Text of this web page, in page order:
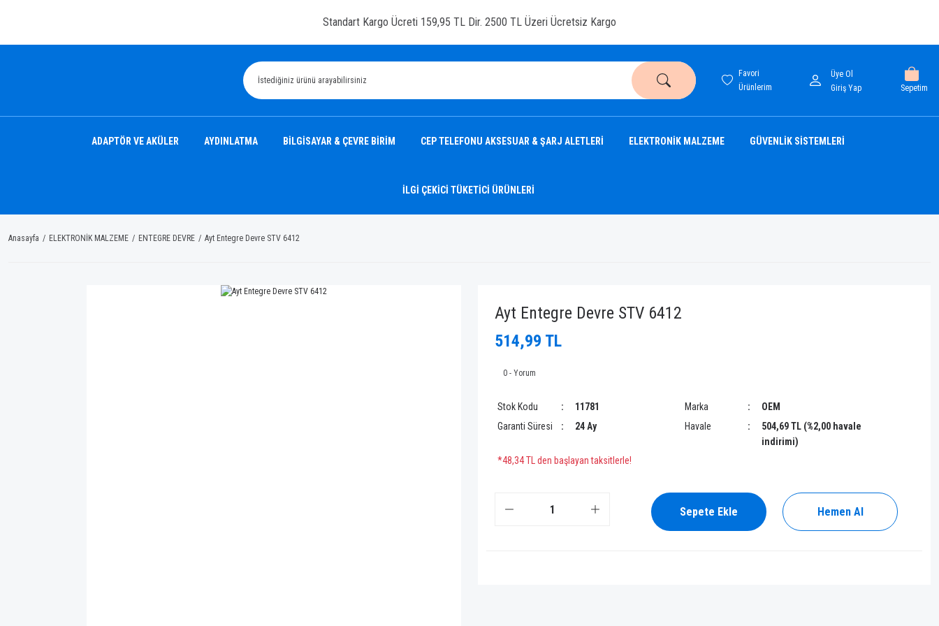
Standart Kargo Ücreti 159,95 TL Dir. 2500 TL Üzeri Ücretsiz Kargo
Favori
Ürünlerim
Giriş Yap
Üye Ol
Sepetim
ADAPTÖR VE AKÜLER AYDINLATMA BİLGİSAYAR & ÇEVRE BİRİM CEP TELEFONU AKSESUAR & ŞARJ ALETLERİ ELEKTRONİK MALZEME GÜVENLİK SİSTEMLERİ
İLGİ ÇEKİCİ TÜKETİCİ ÜRÜNLERİ
Anasayfa ELEKTRONİK MALZEME ENTEGRE DEVRE Ayt Entegre Devre STV 6412
Ayt Entegre Devre STV 6412
514,99 TL
0 - Yorum
Stok Kodu 11781 Marka
OEM
Garanti Süresi
24 Ay Havale
504,69 TL (%2,00 havale
indirimi)
*48,34 TL den başlayan taksitlerle!
Sepete Ekle Hemen Al